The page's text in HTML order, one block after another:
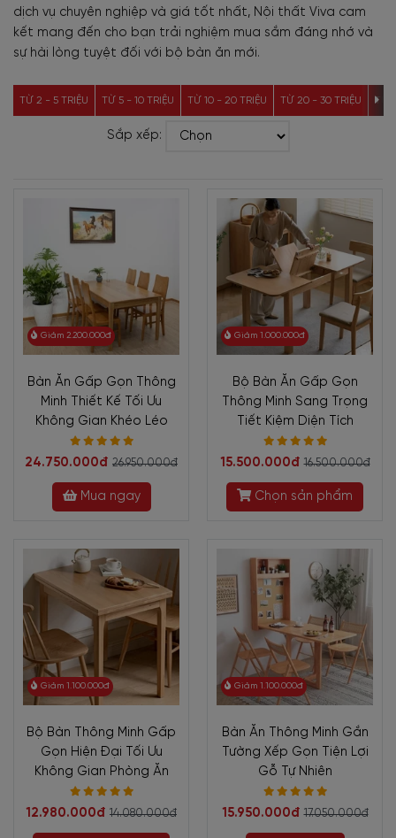
dịch vụ chuyên nghiệp và giá tốt nhất, Nội thất Viva cam
kết mang đến cho bạn trải nghiệm mua sắm đáng nhớ và
sự hài lòng tuyệt đối với bộ bàn ăn mới.
TỪ 2 - 5 TRIỆU TỪ 5 - 10 TRIỆU TỪ 10 - 20 TRIỆU TỪ 20 - 30 TRIỆU TỪ
Sắp xếp:
Giảm 2.200.000đ
Bàn Ăn Gấp Gọn Thông
Minh Thiết Kế Tối Ưu
Không Gian Khéo Léo
24.750.000đ 26.950.000đ
Mua ngay
Giảm 1.000.000đ
Bộ Bàn Ăn Gấp Gọn
Thông Minh Sang Trọng
Tiết Kiệm Diện Tích
15.500.000đ 16.500.000đ
Chọn sản phẩm
Giảm 1.100.000đ
Bộ Bàn Thông Minh Gấp
Gọn Hiện Đại Tối Ưu
Không Gian Phòng Ăn
12.980.000đ 14.080.000đ
Giảm 1.100.000đ
Bàn Ăn Thông Minh Gắn
Tường Xếp Gọn Tiện Lợi
Gỗ Tự Nhiên
15.950.000đ 17.050.000đ